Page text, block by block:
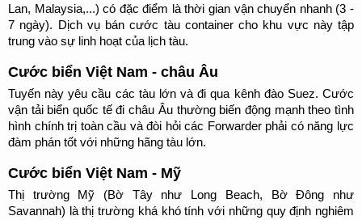
Lan, Malaysia,...) có đặc điểm là thời gian vận chuyển nhanh (3 -
7 ngày). Dịch vụ bán cước tàu container cho khu vực này tập
trung vào sự linh hoạt của lịch tàu.
Cước biển Việt Nam - châu Âu
Tuyến này yêu cầu các tàu lớn và đi qua kênh đào Suez. Cước
vận tải biển quốc tế đi châu Âu thường biến động mạnh theo tình
hình chính trị toàn cầu và đòi hỏi các Forwarder phải có năng lực
đàm phán tốt với những hãng tàu lớn.
Cước biển Việt Nam - Mỹ
Thị trường Mỹ (Bờ Tây như Long Beach, Bờ Đông như
Savannah) là thị trường khá khó tính với những quy định nghiêm